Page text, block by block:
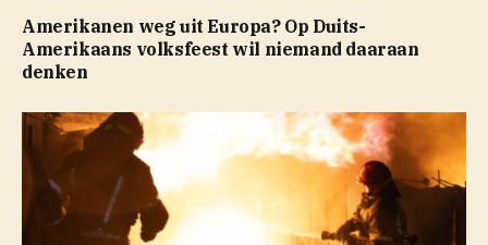
Amerikanen weg uit Europa? Op Duits-
Amerikaans volksfeest wil niemand daaraan
denken